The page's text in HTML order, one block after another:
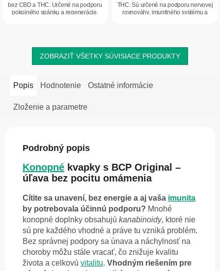
bez CBD a THC. Určené na podporu
pokojného spánku a regenerácie.
THC. Sú určené na podporu nervovej
rovnováhy, imunitného systému a
ZOBRAZIŤ VŠETKY SÚVISIACE PRODUKTY
Popis Hodnotenie Ostatné informácie
Zloženie a parametre
Podrobný popis
Konopné kvapky s BCP Original –
úľava bez pocitu omámenia
Cítite sa unavení, bez energie a aj vaša imunita
by potrebovala účinnú podporu? Mnohé
konopné doplnky obsahujú kanabinoidy, ktoré nie
sú pre každého vhodné a práve tu vzniká problém.
Bez správnej podpory sa únava a náchylnosť na
choroby môžu stále vracať, čo znižuje kvalitu
života a celkovú vitalitu. Vhodným riešením pre